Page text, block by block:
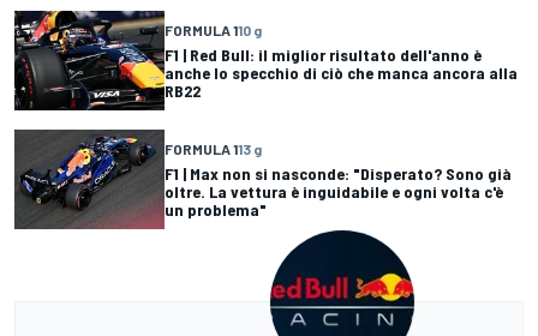
FORMULA 110 g
F1 | Red Bull: il miglior risultato dell'anno è
anche lo specchio di ciò che manca ancora alla
RB22
FORMULA 113 g
F1 | Max non si nasconde: "Disperato? Sono già
oltre. La vettura è inguidabile e ogni volta c'è
un problema"